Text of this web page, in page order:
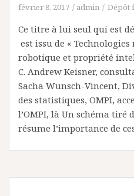
février 8, 2017 admin Dépôt
Ce titre à lui seul qui est
est issu de «
robotique et propriété
C. Andrew Keisner,
Sacha Wunsch-Vincent,
des statistiques, OMPI,
l’OMPI, là Un schéma tiré
résume l’importance de